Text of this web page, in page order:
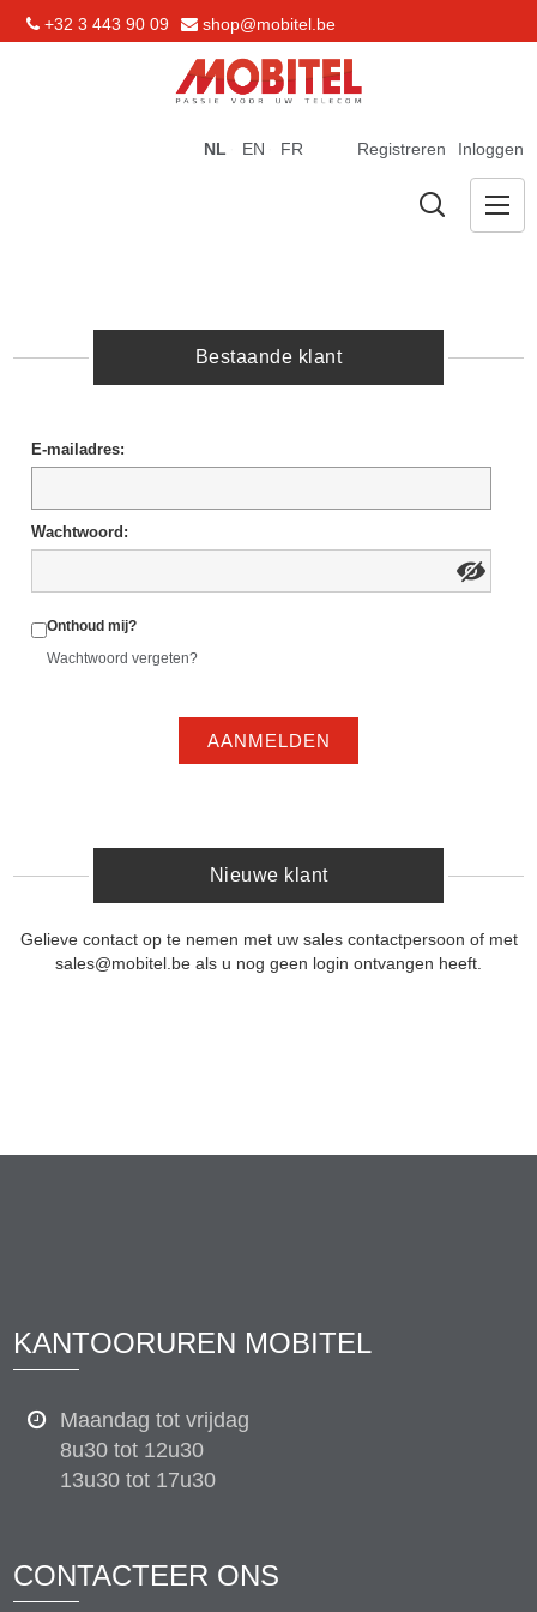
+32 3 443 90 09 shop@mobitel.be
Registreren Inloggen
NL EN FR
Bestaande klant
E-mailadres:
Wachtwoord:
Onthoud mij?
Wachtwoord vergeten?
AANMELDEN
Nieuwe klant
Gelieve contact op te nemen met uw sales contactpersoon of met
sales@mobitel.be als u nog geen login ontvangen heeft.
KANTOORUREN MOBITEL
Maandag tot vrijdag
8u30 tot 12u30
13u30 tot 17u30
CONTACTEER ONS